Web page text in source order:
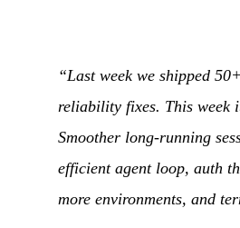
“Last week we shipped
reliability fixes. This week
Smoother long-running
efficient agent loop, auth
more environments, and